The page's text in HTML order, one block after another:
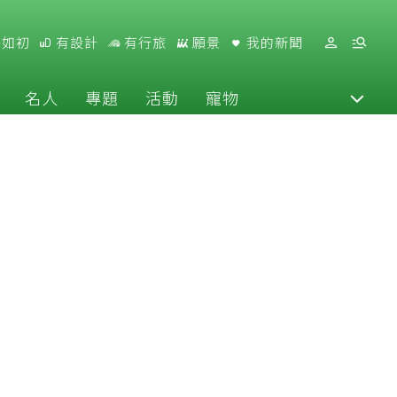
初 有設計 有行旅 願景 我的新聞
名人 專題 活動 寵物